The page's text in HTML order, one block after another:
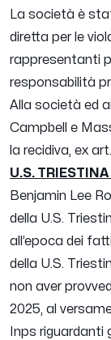
La società è
diretta per le
rappresentanti
responsabilità
Alla società ed
Campbell e
la recidiva, ex
U.S.
Benjamin Lee
della U.S.
all’epoca dei
della U.S.
non aver
2025, al
Inps riguardanti